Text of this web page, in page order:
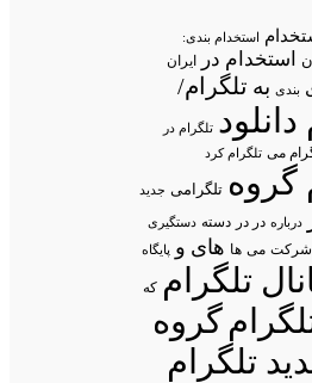
استخدام بندی:
استخدام در ایران
بندی به تلگرام/
تلگرام در
می تلگرام کرد
گروه تلگرامی جدید
درباره در در دسته دستگیری
شرکت می ها های و پایگاه
تلگرام که
گروه
تلگرام